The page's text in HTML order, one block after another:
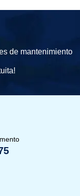
de mantenimiento